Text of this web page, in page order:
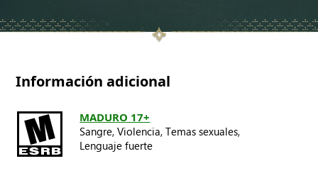
Información adicional
MADURO 17+
Sangre, Violencia, Temas sexuales,
Lenguaje fuerte